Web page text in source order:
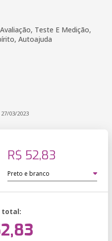
Teste E Medição,
Autoajuda
03/2023
R$ 52,83
total: